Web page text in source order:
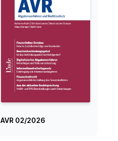
AVR 02/2026